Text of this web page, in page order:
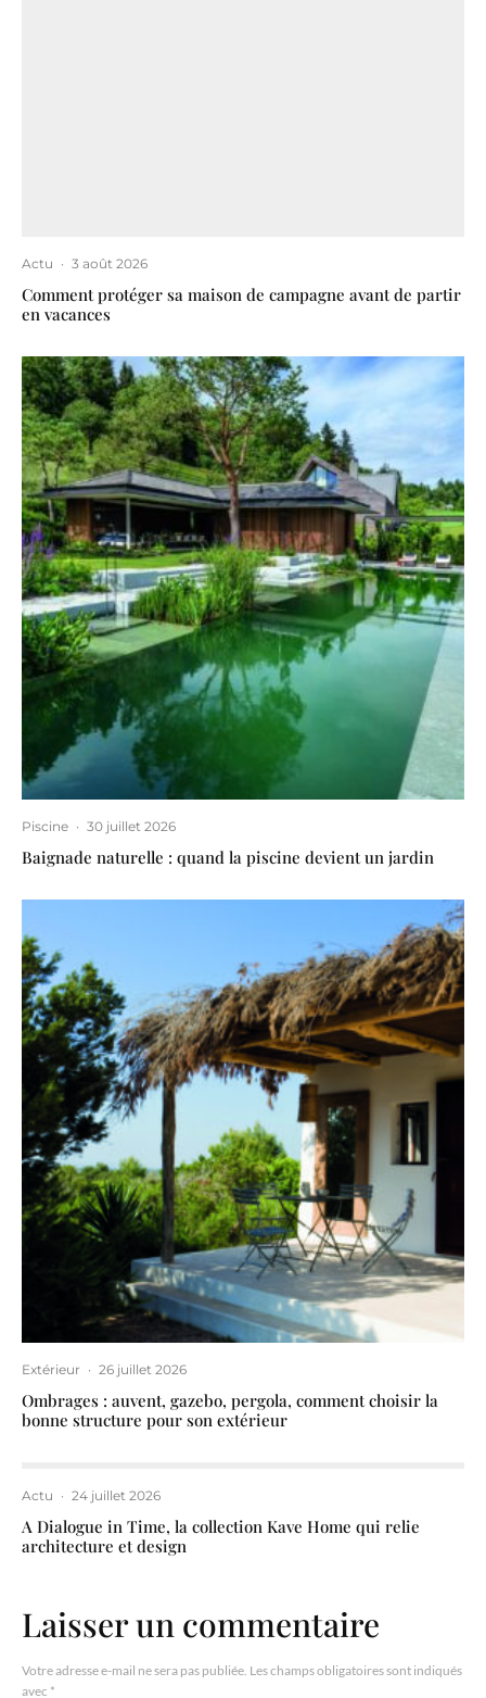
Actu · 3 août 2026
Comment protéger sa maison de campagne avant de partir
en vacances
Piscine · 30 juillet 2026
Baignade naturelle : quand la piscine devient un jardin
Extérieur · 26 juillet 2026
Ombrages : auvent, gazebo, pergola, comment choisir la
bonne structure pour son extérieur
Actu · 24 juillet 2026
A Dialogue in Time, la collection Kave Home qui relie
architecture et design
Laisser un commentaire
Votre adresse e-mail ne sera pas publiée. Les champs obligatoires sont indiqués
avec *